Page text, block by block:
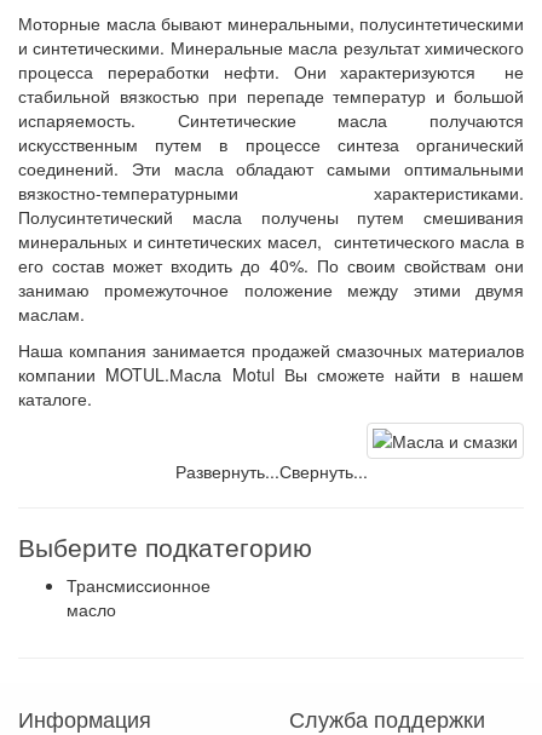
Моторные масла бывают минеральными, полусинтетическими
и синтетическими. Минеральные масла результат химического
процесса переработки нефти. Они характеризуются не
стабильной вязкостью при перепаде температур и большой
испаряемость. Синтетические масла получаются
искусственным путем в процессе синтеза органический
соединений. Эти масла обладают самыми оптимальными
вязкостно-температурными характеристиками.
Полусинтетический масла получены путем смешивания
минеральных и синтетических масел, синтетического масла в
его состав может входить до 40%. По своим свойствам они
занимаю промежуточное положение между этими двумя
маслам.
Наша компания занимается продажей смазочных материалов
компании MOTUL.Масла Motul Вы сможете найти в нашем
каталоге.
Развернуть...Свернуть...
Выберите подкатегорию
Трансмиссионное
масло
Информация Служба поддержки